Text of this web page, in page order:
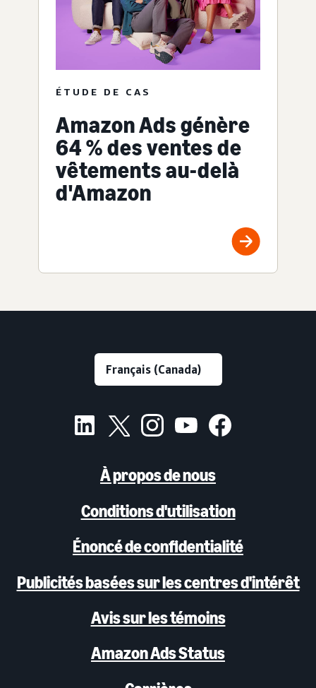
ÉTUDE DE CAS
Amazon Ads génère
64 % des ventes de
vêtements au-delà
d'Amazon
À propos de nous
Conditions d'utilisation
Énoncé de confidentialité
Publicités basées sur les centres d'intérêt
Avis sur les témoins
Amazon Ads Status